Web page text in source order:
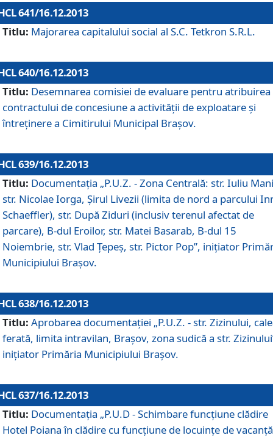
641/16.12.2013
Titlu: Majorarea capitalului social al S.C. Tetkron S.R.L.
640/16.12.2013
Titlu: Desemnarea comisiei de evaluare pentru atribuirea
contractului de concesiune a activităţii de exploatare şi
întreţinere a Cimitirului Municipal Braşov.
639/16.12.2013
Titlu: Documentaţia „P.U.Z. - Zona Centrală: str. Iuliu
str. Nicolae Iorga, Şirul Livezii (limita de nord a parcului
Schaeffler), str. După Ziduri (inclusiv terenul afectat de
parcare), B-dul Eroilor, str. Matei Basarab, B-dul 15
Noiembrie, str. Vlad Ţepeş, str. Pictor Pop”, iniţiator
Municipiului Braşov.
638/16.12.2013
Titlu: Aprobarea documentaţiei „P.U.Z. - str. Zizinului,
ferată, limita intravilan, Braşov, zona sudică a str.
iniţiator Primăria Municipiului Braşov.
637/16.12.2013
Titlu: Documentaţia „P.U.D - Schimbare funcţiune clădire
Hotel Poiana în clădire cu funcţiune de locuinţe de